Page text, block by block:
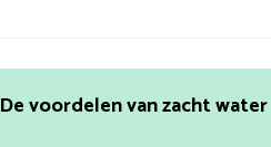
De voordelen van zacht water